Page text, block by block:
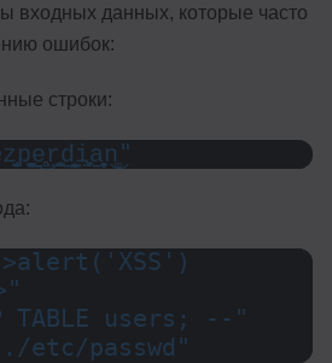
входных данных, которые часто
ошибок:
строки:
TABLE users; --"
passwd"